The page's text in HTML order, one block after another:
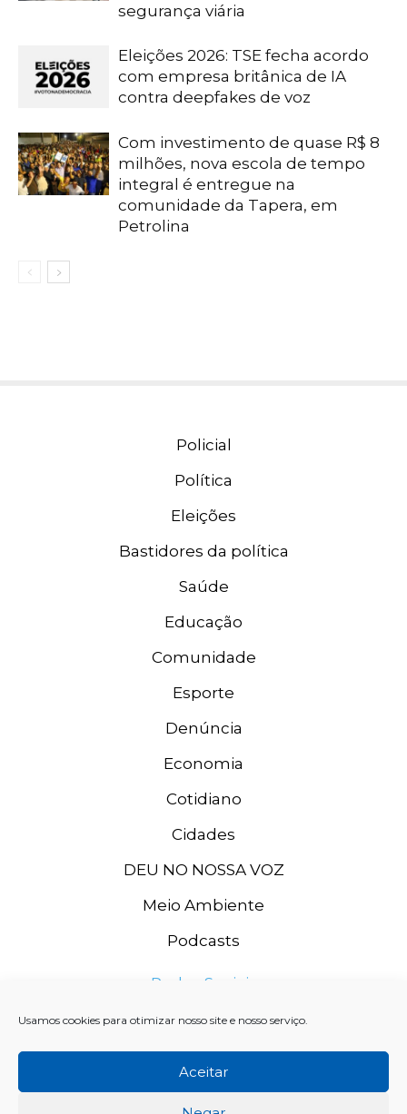
Usamos cookies para otimizar nosso site e nosso serviço.
Aceitar
segurança viária
Eleições 2026: TSE fecha acordo
com empresa britânica de IA
contra deepfakes de voz
Com investimento de quase R$ 8
milhões, nova escola de tempo
integral é entregue na
comunidade da Tapera, em
Petrolina
Policial
Política
Eleições
Bastidores da política
Saúde
Educação
Comunidade
Esporte
Denúncia
Economia
Cotidiano
Cidades
DEU NO NOSSA VOZ
Meio Ambiente
Podcasts
Redes Sociais